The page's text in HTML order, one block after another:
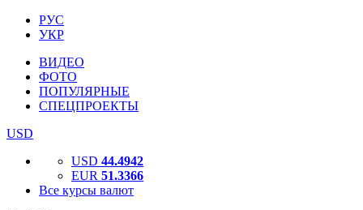
РУС
УКР
ВИДЕО
ФОТО
ПОПУЛЯРНЫЕ
СПЕЦПРОЕКТЫ
USD
USD 44.4942
EUR 51.3366
Все курсы валют